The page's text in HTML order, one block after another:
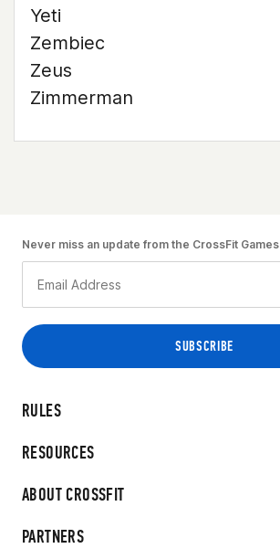
Yeti
Zembiec
Zeus
Zimmerman
RULES
RESOURCES
ABOUT CROSSFIT
PARTNERS
Never miss an update from the CrossFit Games